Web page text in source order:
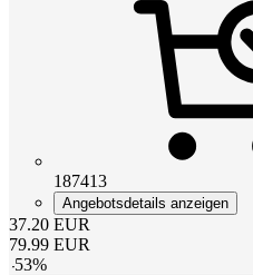
187413
Angebotsdetails anzeigen
37.20 EUR
79.99 EUR
-53%